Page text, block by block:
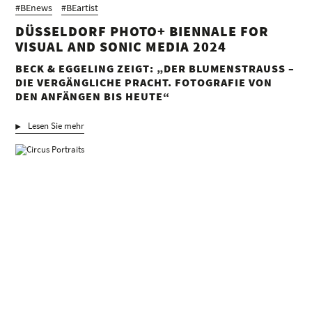
#BEnews #BEartist
DÜSSELDORF PHOTO+ BIENNALE FOR
VISUAL AND SONIC MEDIA 2024
BECK & EGGELING ZEIGT: „DER BLUMENSTRAUSS – D
IE VERGÄNGLICHE PRACHT. FOTOGRAFIE VON D
EN ANFÄNGEN BIS HEUTE“
Lesen Sie mehr